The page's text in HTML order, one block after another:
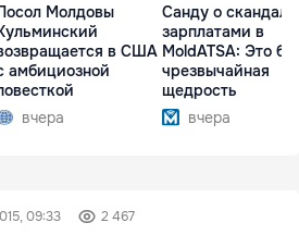
Молдовы
в США
амбициозной
вчера
Санду о
зарплатами в
MoldATSA: Это
чрезвычайная
щедрость
вчера
09:33 2 467